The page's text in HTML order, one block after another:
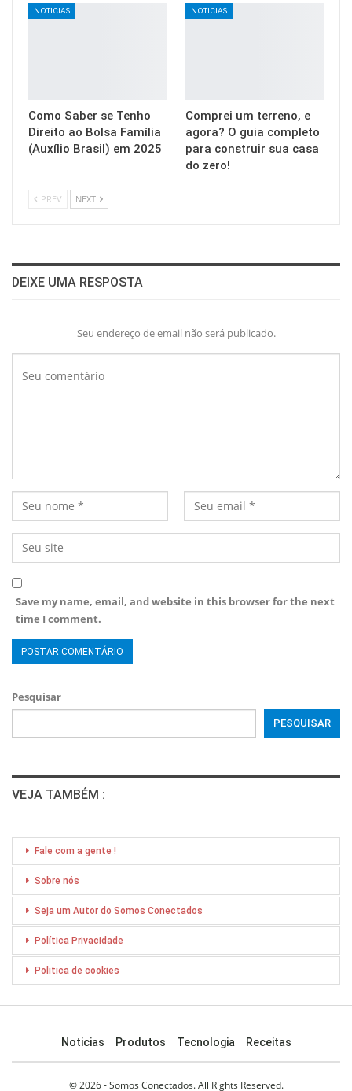
NOTICIAS
Como Saber se Tenho
Direito ao Bolsa Família
(Auxílio Brasil) em 2025
NOTICIAS
Comprei um terreno, e
agora? O guia completo
para construir sua casa
do zero!
PREV NEXT
DEIXE UMA RESPOSTA
Seu endereço de email não será publicado.
Save my name, email, and website in this browser for the next
time I comment.
Pesquisar
PESQUISAR
VEJA TAMBÉM :
Fale com a gente !
Sobre nós
Seja um Autor do Somos Conectados
Política Privacidade
Politica de cookies
Noticias Produtos Tecnologia Receitas
© 2026 - Somos Conectados. All Rights Reserved.